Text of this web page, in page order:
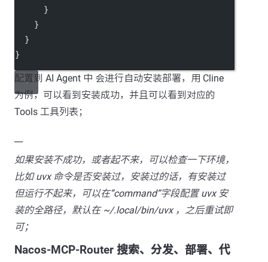
      }
    }
  }
}
配置到 AI Agent 中 会进行自动安装部署，用 Cline
为例，可以看到安装成功，并且可以看到对应的
Tools 工具列表；
如果安装不成功，或者起不来，可以检查一下环境，
比如 uvx 命令是否安装过，安装过的话，有安装过
但运行不起来，可以在”command”字段配置 uvx 安
装的全路径，默认在 ~/.local/bin/uvx ，之后重试即
可；
Nacos-MCP-Router 搜索、分发、部署、代